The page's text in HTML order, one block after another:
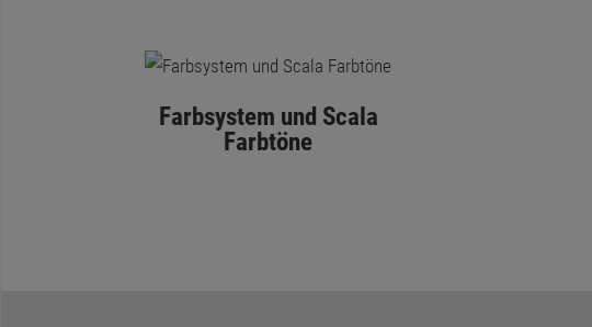
Farbsystem und Scala
Farbtöne